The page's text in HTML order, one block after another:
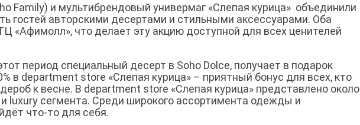
Family) и мультибрендовый универмаг «‎Слепая курица» ‎‎ объединили
гостей авторскими десертами и стильными аксессуарами. Оба
«Афимолл», что делает эту акцию доступной для всех ценителей
период специальный десерт в Soho Dolce, получает в подарок
в department store «‎Слепая курица» – приятный бонус для всех, кто
к весне. В department store «‎Слепая курица» представлено около
luxury сегмента. Среди широкого ассортимента одежды и
что-то для себя.